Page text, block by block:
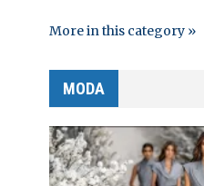
More in this category »
MODA